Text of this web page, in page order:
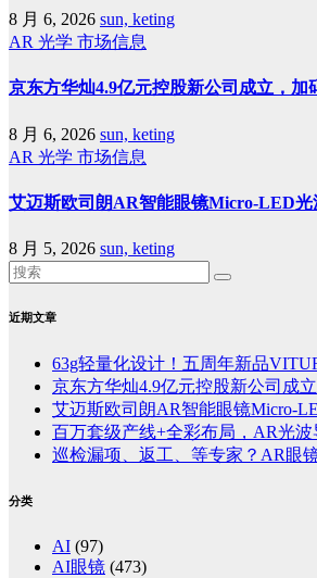
8 月 6, 2026 sun, keting
AR 光学 市场信息
京东方华灿4.9亿元控股新公司成立，加
8 月 6, 2026 sun, keting
AR 光学 市场信息
艾迈斯欧司朗AR智能眼镜Micro-LED
8 月 5, 2026 sun, keting
近期文章
63g轻量化设计！五周年新品
京东方华灿4.9亿元控股新公司成
艾迈斯欧司朗AR智能眼镜Micro-
百万套级产线+全彩布局，AR光
巡检漏项、返工、等专家？AR眼
分类
AI (97)
AI眼镜 (473)